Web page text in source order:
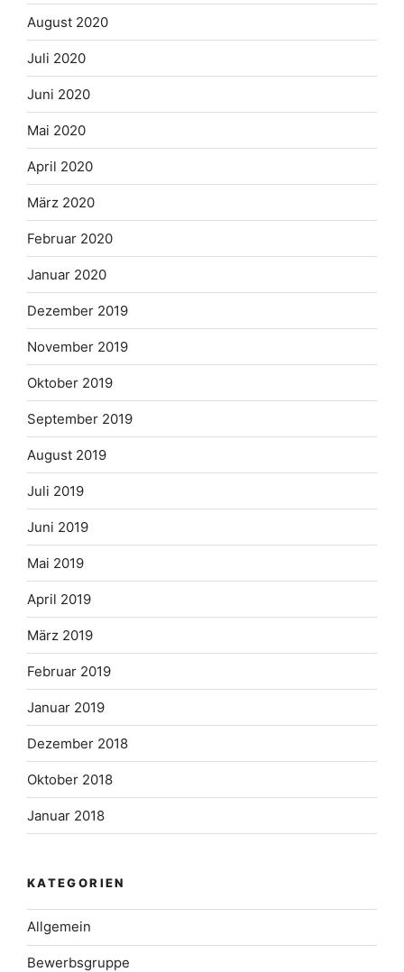
August 2020
Juli 2020
Juni 2020
Mai 2020
April 2020
März 2020
Februar 2020
Januar 2020
Dezember 2019
November 2019
Oktober 2019
September 2019
August 2019
Juli 2019
Juni 2019
Mai 2019
April 2019
März 2019
Februar 2019
Januar 2019
Dezember 2018
Oktober 2018
Januar 2018
KATEGORIEN
Allgemein
Bewerbsgruppe